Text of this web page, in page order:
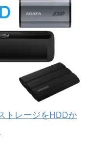
トレージをHDDか